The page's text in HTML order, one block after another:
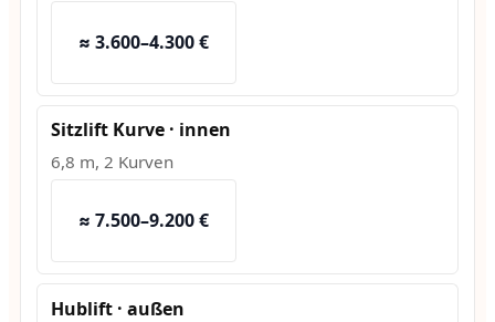
≈ 3.600–4.300 €
Sitzlift Kurve · innen
6,8 m, 2 Kurven
≈ 7.500–9.200 €
Hublift · außen